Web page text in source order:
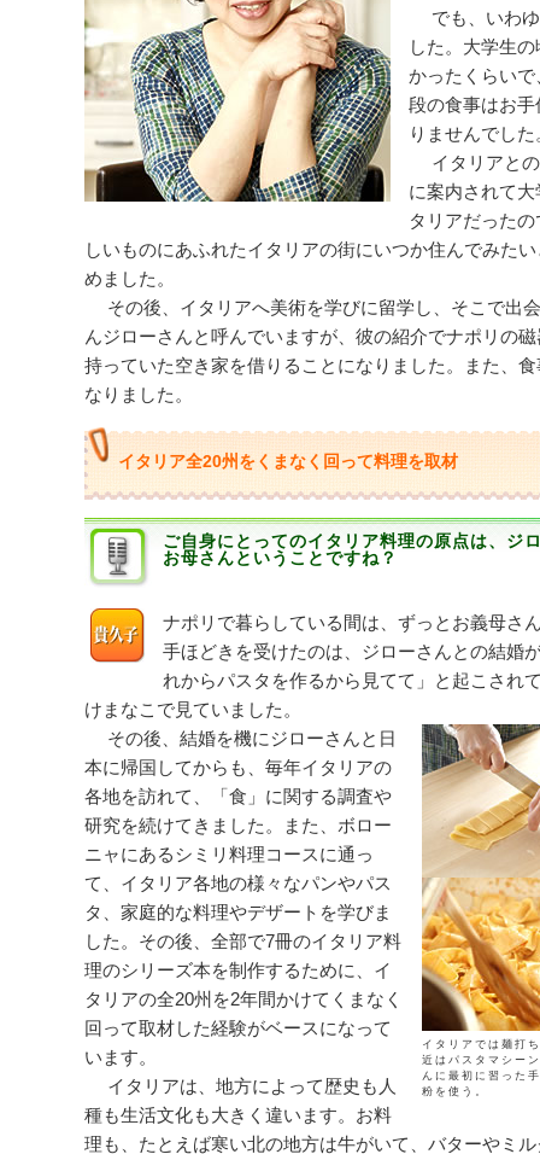
でも、いわゆ
した。大学生
かったくらい
段の食事はお
りませんでした
イタリアとの
に案内されて
タリアだった
しいものにあふれたイタリアの街にいつか住んでみた
めました。
その後、イタリアへ美術を学びに留学し、そこで出
んジローさんと呼んでいますが、彼の紹介でナポリの
持っていた空き家を借りることになりました。また、
なりました。
イタリア全20州をくまなく回って料理を取材
ご自身にとってのイタリア料理の原点は、ジ
お母さんということですね？
ナポリで暮らしている間は、ずっとお義母さ
手ほどきを受けたのは、ジローさんとの結婚
れからパスタを作るから見てて」と起こされ
けまなこで見ていました。
イタリアでは麺打
近はパスタマシー
んに最初に習った
粉を使う。
その後、結婚を機にジローさんと日
本に帰国してからも、毎年イタリアの
各地を訪れて、「食」に関する調査や
研究を続けてきました。また、ボロー
ニャにあるシミリ料理コースに通っ
て、イタリア各地の様々なパンやパス
タ、家庭的な料理やデザートを学びま
した。その後、全部で7冊のイタリア料
理のシリーズ本を制作するために、イ
タリアの全20州を2年間かけてくまなく
回って取材した経験がベースになって
います。
イタリアは、地方によって歴史も人
種も生活文化も大きく違います。お料
理も、たとえば寒い北の地方は牛がいて、バターやミ